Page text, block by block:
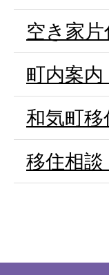
空き家
町内案
和気町
移住相